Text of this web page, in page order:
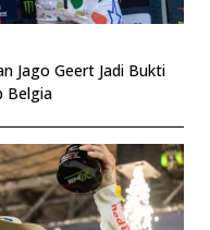
Jago Geert Jadi Bukti
Belgia